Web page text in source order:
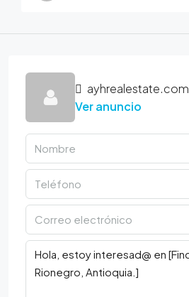
ayhrealestate.com
Ver anuncio